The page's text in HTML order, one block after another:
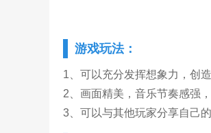
游戏玩法：
1、可以充分发挥想象力，创
2、画面精美，音乐节奏感强
3、可以与其他玩家分享自己